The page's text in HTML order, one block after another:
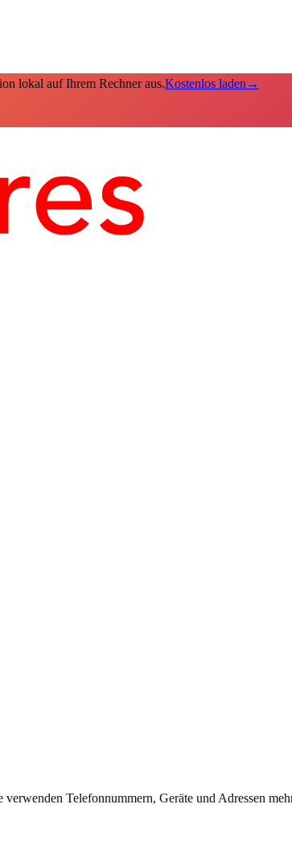
lokal auf Ihrem Rechner aus.Kostenlos laden →
Telefonnummern, Geräte und Adressen